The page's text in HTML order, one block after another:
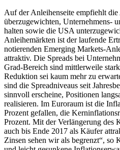
Auf der Anleihenseite empfiehlt
überzugewichten, Unternehmens-
halten sowie die USA
Anleihemärkten ist der laufende
notierenden Emerging Markets-
attraktiv. Die Spreads bei
Grad-Bereich sind mittlerweile
Reduktion sei kaum mehr zu
sind die Spreadniveaus seit
sinnvoll erscheine, Positionen
realisieren. Im Euroraum ist die
Prozent gefallen, die
Prozent. Mit der Verlängerung des
auch bis Ende 2017 als Käufer
Zinsen sehen wir als begrenzt“,